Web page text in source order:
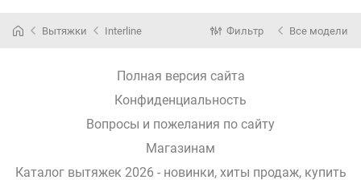
Вытяжки Interline Фильтр Все модели
Полная версия сайта
Конфиденциальность
Вопросы и пожелания по сайту
Магазинам
Каталог вытяжек 2026 - новинки, хиты продаж, купить